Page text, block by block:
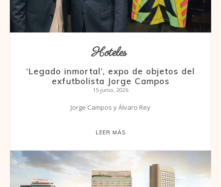
Hoteles
‘Legado inmortal’, expo de objetos del
exfutbolista Jorge Campos
15 junio, 2026
Jorge Campos y Álvaro Rey
LEER MÁS